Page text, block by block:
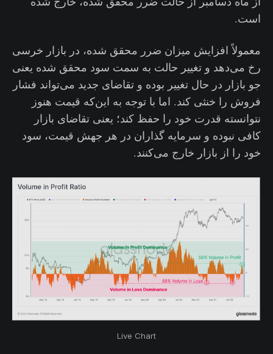
است.
معمولاً افزایش میزان ضرر محقق شده، در بازار خرسی
رخ می‌دهد و تغییر حالت به سمت سود محقق شده یعنی
جو بازار در حال تغییر بوده و تقاضای جدید می‌تواند فشار
فروش را خنثی کند. اما با توجه به این‌که قیمت هنوز
نتوانسته قدرت خود را حفظ کند؛ یعنی تقاضای بازار
کافی نبوده و سرمایه گذاران در هر جهش قیمت، سود
خود را از بازار خارج می‌کنند.
Live Chart